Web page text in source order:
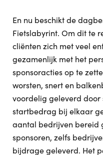
En nu beschikt de
Fietslabyrint. Om dit te
cliënten zich met veel
gezamenlijk met het
sponsoracties op te
worsten, snert en
voordelig geleverd door
startbedrag bij elkaar
aantal bedrijven bereid
sponsoren, zelfs
bijdrage geleverd. Het